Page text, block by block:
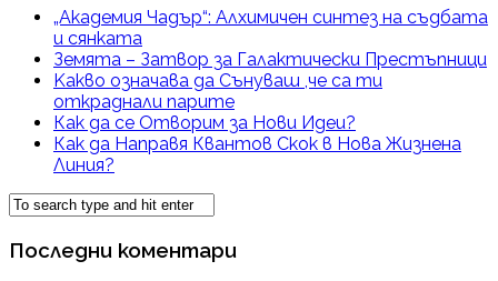
„Академия Чадър“: Алхимичен синтез на съдбата
и сянката
Земята – Затвор за Галактически Престъпници
Kакво означава да Сънуваш ,че са ти
откраднали парите
Как да се Отворим за Нови Идеи?
Как да Направя Квантов Скок в Нова Жизнена
Линия?
Последни коментари